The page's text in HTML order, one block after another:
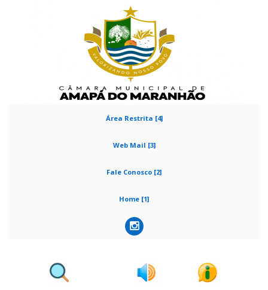
Área Restrita [4]
Web Mail [3]
Fale Conosco [2]
Home [1]